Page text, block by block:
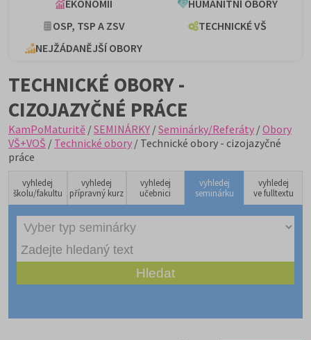
EKONOMII
HUMANITNÍ OBORY
OSP, TSP A ZSV
TECHNICKÉ VŠ
NEJŽÁDANĚJŠÍ OBORY
TECHNICKÉ OBORY -
CIZOJAZYČNÉ PRÁCE
KamPoMaturitě /SEMINÁRKY /Seminárky/Referáty /Obory
VŠ+VOŠ / Technické obory / Technické obory - cizojazyčné
práce
vyhledej
školu/fakultu
vyhledej
přípravný kurz
vyhledej
učebnici
vyhledej
seminárku
vyhledej
ve fulltextu